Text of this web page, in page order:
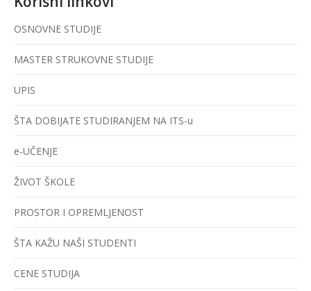
OSNOVNE STUDIJE
MASTER STRUKOVNE STUDIJE
UPIS
ŠTA DOBIJATE STUDIRANJEM NA ITS-u
e-UČENJE
ŽIVOT ŠKOLE
PROSTOR I OPREMLJENOST
ŠTA KAŽU NAŠI STUDENTI
CENE STUDIJA